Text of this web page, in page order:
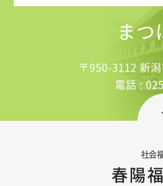
まつ
〒950-3112 新
電話 :
社会
春陽